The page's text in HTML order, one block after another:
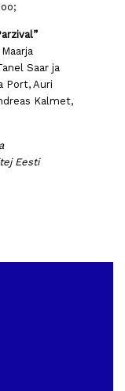
Saar ja
Port, Auri
Kalmet,
Eesti